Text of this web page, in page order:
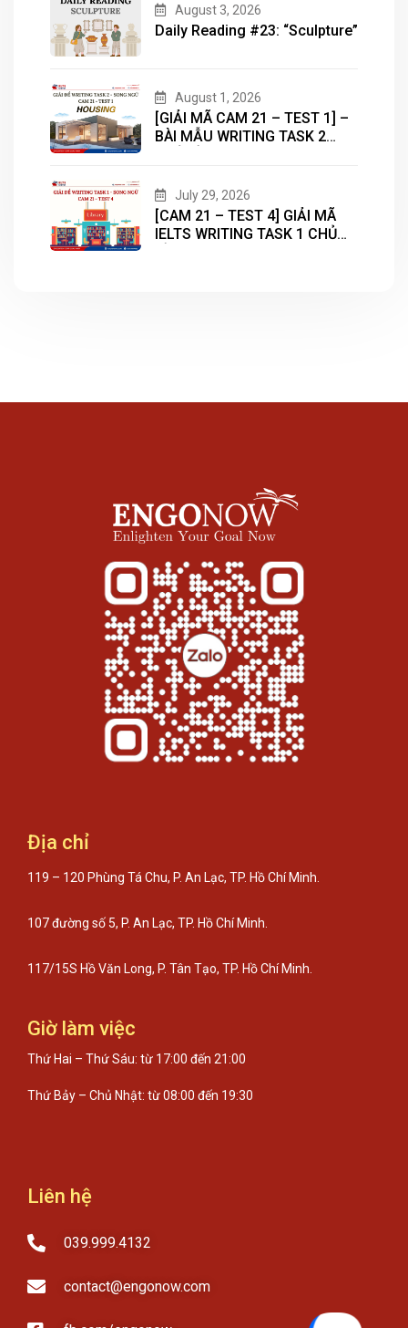
August 3, 2026
Daily Reading #23: “Sculpture”
August 1, 2026
[GIẢI MÃ CAM 21 – TEST 1] –
BÀI MẪU WRITING TASK 2
July 29, 2026
[CAM 21 – TEST 4] GIẢI MÃ
IELTS WRITING TASK 1 CHỦ
Địa chỉ
119 – 120 Phùng Tá Chu, P. An Lạc, TP. Hồ Chí Minh.
107 đường số 5, P. An Lạc, TP. Hồ Chí Minh.
117/15S Hồ Văn Long, P. Tân Tạo, TP. Hồ Chí Minh.
Giờ làm việc
Thứ Hai – Thứ Sáu: từ 17:00 đến 21:00
Thứ Bảy – Chủ Nhật: từ 08:00 đến 19:30
Liên hệ
039.999.4132
contact@engonow.com